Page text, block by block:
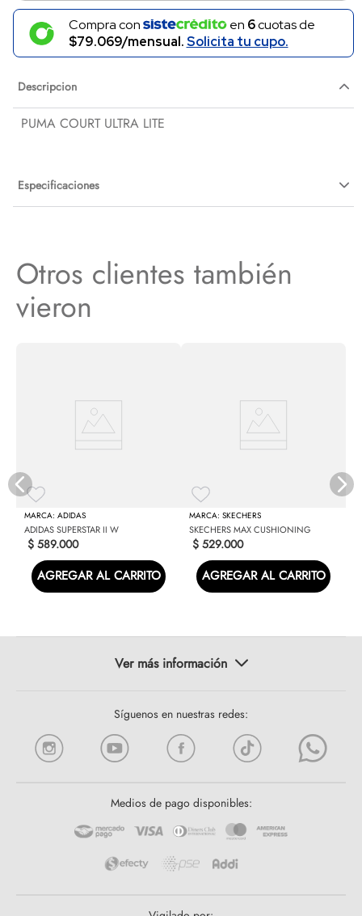
Compra con en 6cuotas de
$79.069/mensual.Solicita tu cupo.
Descripcion
PUMA COURT ULTRA LITE
Especificaciones
Otros clientes también
vieron
ADIDAS
ADIDAS SUPERSTAR II W
$ 589.000
AGREGAR AL CARRITO
SKECHERS
SKECHERS MAX CUSHIONING
$ 529.000
AGREGAR AL CARRITO
Síguenos en nuestras redes:
Medios de pago disponibles: